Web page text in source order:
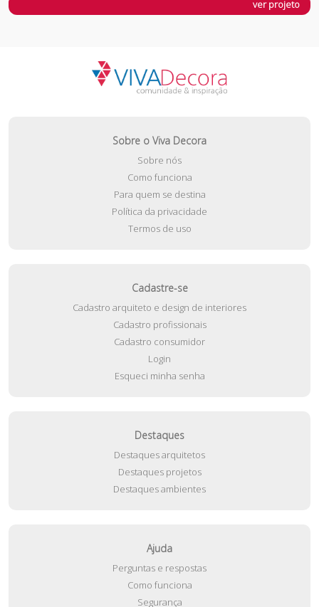
ver projeto
Sobre o Viva Decora
Sobre nós
Como funciona
Para quem se destina
Política da privacidade
Termos de uso
Cadastre-se
Cadastro arquiteto e design de interiores
Cadastro profissionais
Cadastro consumidor
Login
Esqueci minha senha
Destaques
Destaques arquitetos
Destaques projetos
Destaques ambientes
Ajuda
Perguntas e respostas
Como funciona
Segurança